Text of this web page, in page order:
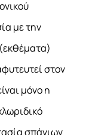
με την
στον
μόνο η
σπάνιων